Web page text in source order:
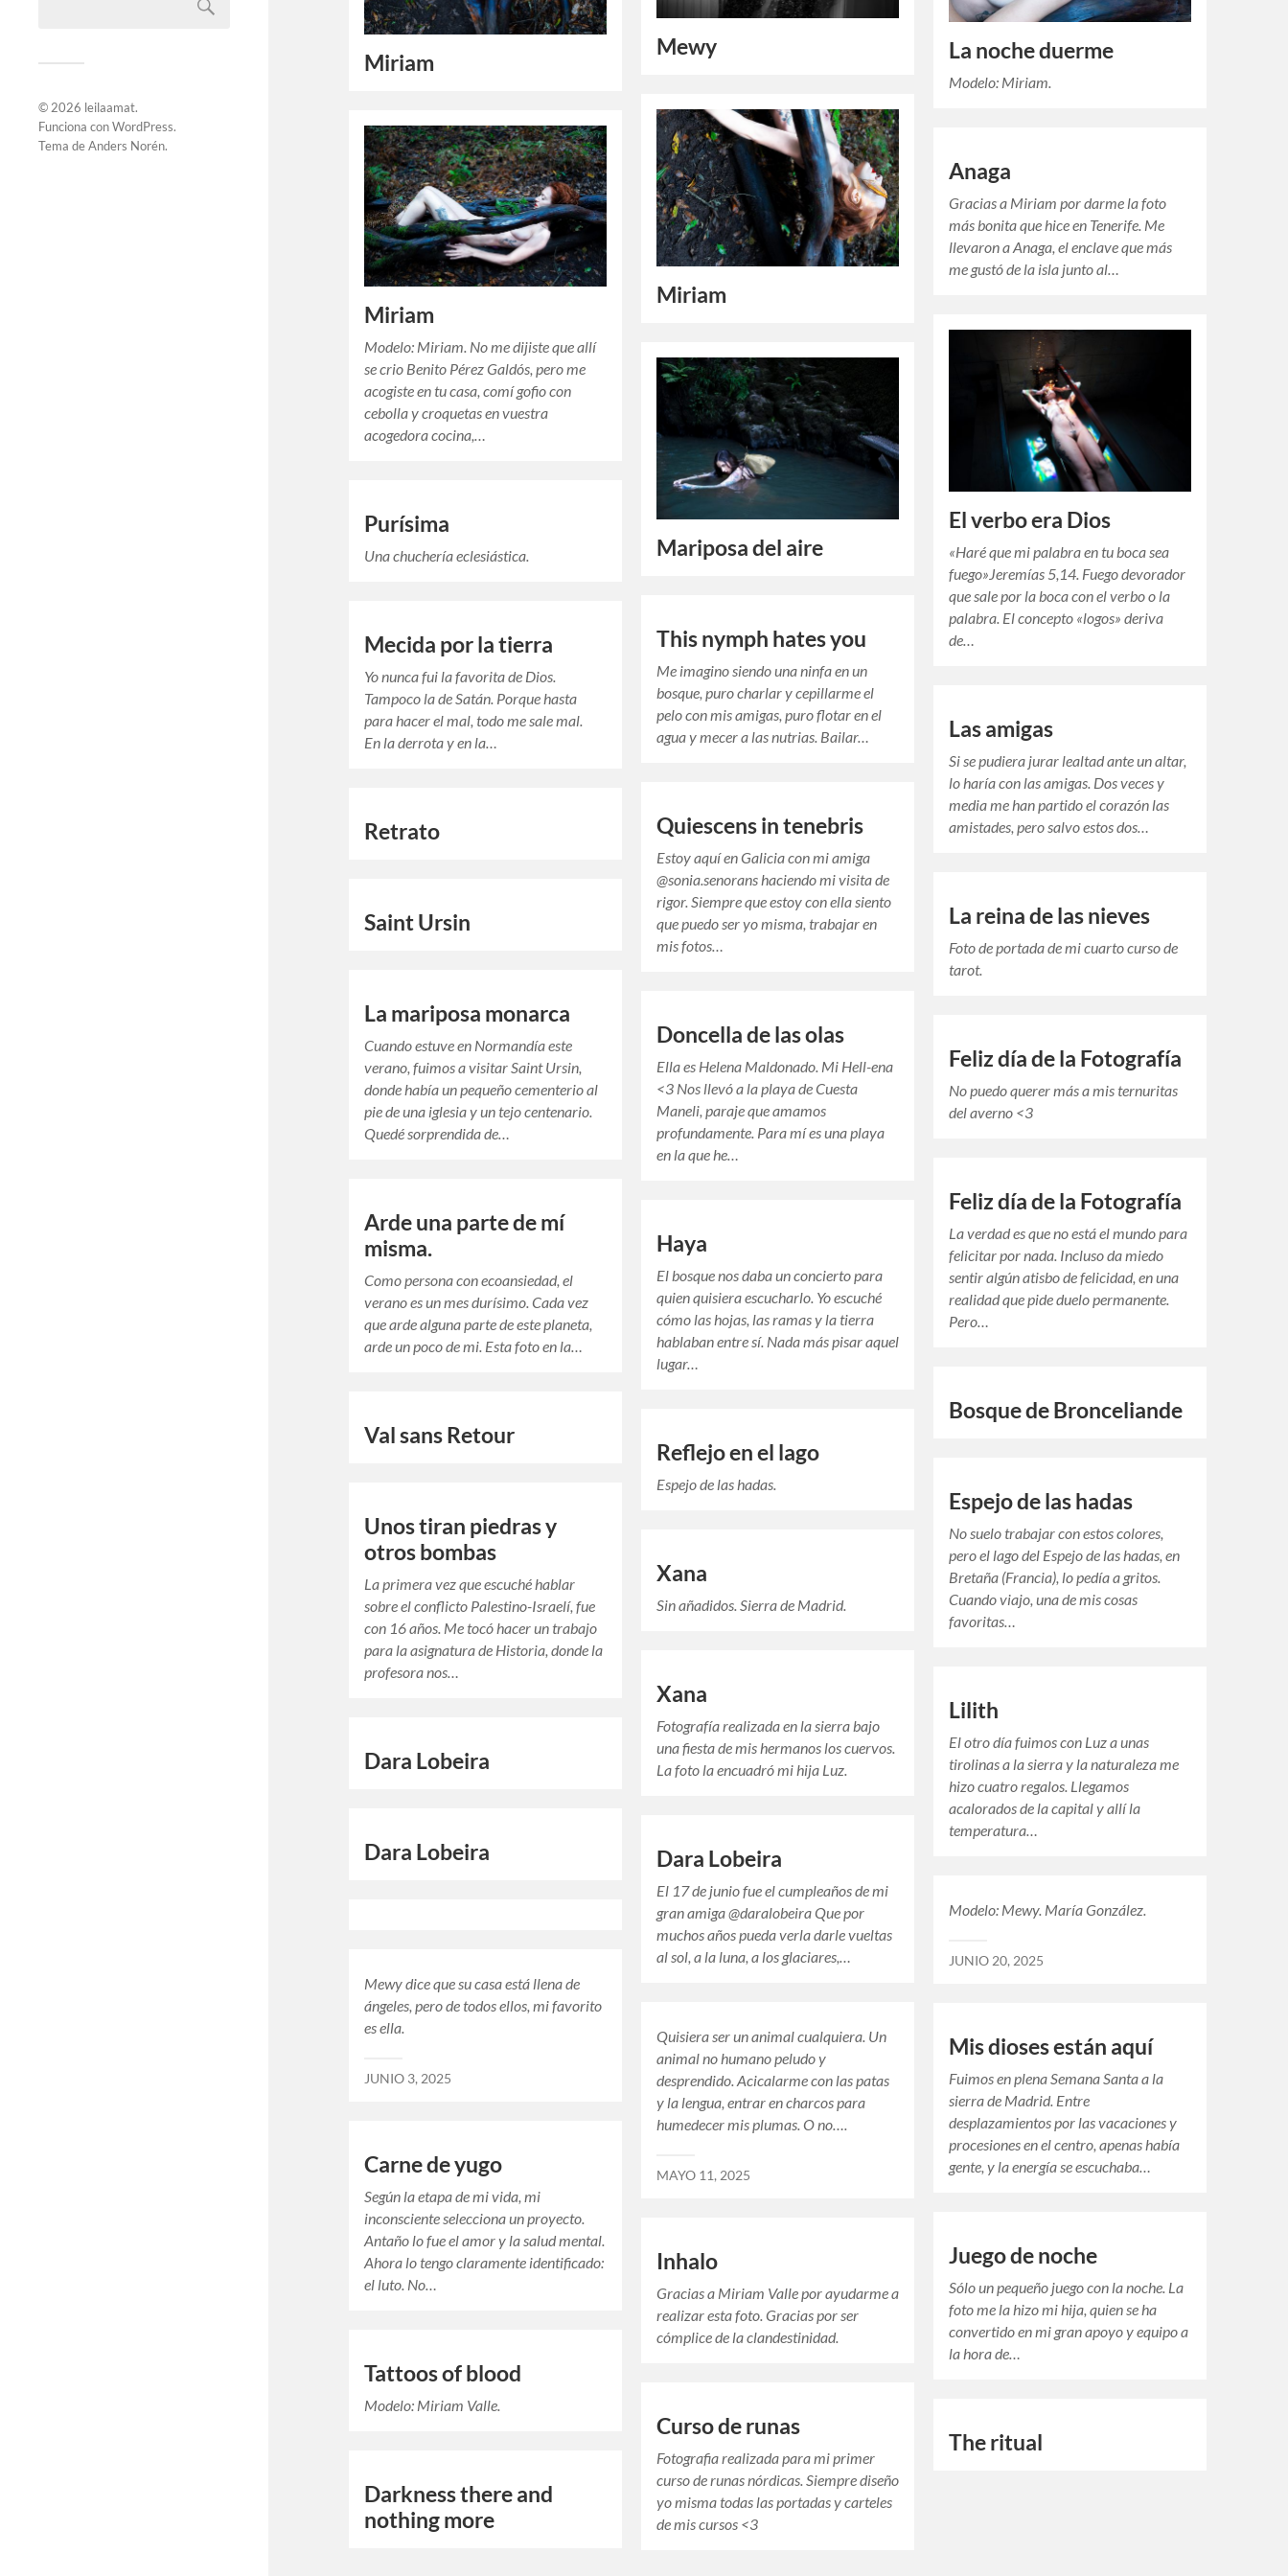
© 2026 leilaamat.
Funciona conWordPress.
Tema deAnders Norén.
Mewy
Miriam La noche duerme
Modelo: Miriam.
Miriam
Miriam
Modelo: Miriam. No me dijiste que allí
se crio Benito Pérez Galdós, pero me
acogiste en tu casa, comí gofio con
cebolla y croquetas en vuestra
acogedora cocina,…
Anaga
Gracias a Miriam por darme la foto
más bonita que hice en Tenerife. Me
llevaron a Anaga, el enclave que más
me gustó de la isla junto al…
El verbo era Dios
«Haré que mi palabra en tu boca sea
fuego»Jeremías 5,14. Fuego devorador
que sale por la boca con el verbo o la
palabra. El concepto «logos» deriva
de…
Mariposa del aire
Purísima
Una chuchería eclesiástica.
This nymph hates you
Me imagino siendo una ninfa en un
bosque, puro charlar y cepillarme el
pelo con mis amigas, puro flotar en el
agua y mecer a las nutrias. Bailar…
Mecida por la tierra
Yo nunca fui la favorita de Dios.
Tampoco la de Satán. Porque hasta
para hacer el mal, todo me sale mal.
En la derrota y en la…
Las amigas
Si se pudiera jurar lealtad ante un altar,
lo haría con las amigas. Dos veces y
media me han partido el corazón las
amistades, pero salvo estos dos…
Quiescens in tenebris
Estoy aquí en Galicia con mi amiga
@sonia.senorans haciendo mi visita de
rigor. Siempre que estoy con ella siento
que puedo ser yo misma, trabajar en
mis fotos…
Retrato
La reina de las nieves
Foto de portada de mi cuarto curso de
tarot.
Saint Ursin
La mariposa monarca
Cuando estuve en Normandía este
verano, fuimos a visitar Saint Ursin,
donde había un pequeño cementerio al
pie de una iglesia y un tejo centenario.
Quedé sorprendida de…
Doncella de las olas
Ella es Helena Maldonado. Mi Hell-ena
<3 Nos llevó a la playa de Cuesta
Maneli, paraje que amamos
profundamente. Para mí es una playa
en la que he…
Feliz día de la Fotografía
No puedo querer más a mis ternuritas
del averno <3
Feliz día de la Fotografía
La verdad es que no está el mundo para
felicitar por nada. Incluso da miedo
sentir algún atisbo de felicidad, en una
realidad que pide duelo permanente.
Pero…
Arde una parte de mí
misma.
Como persona con ecoansiedad, el
verano es un mes durísimo. Cada vez
que arde alguna parte de este planeta,
arde un poco de mi. Esta foto en la…
Haya
El bosque nos daba un concierto para
quien quisiera escucharlo. Yo escuché
cómo las hojas, las ramas y la tierra
hablaban entre sí. Nada más pisar aquel
lugar…
Bosque de Bronceliande
Val sans Retour
Reflejo en el lago
Espejo de las hadas.
Espejo de las hadas
No suelo trabajar con estos colores,
pero el lago del Espejo de las hadas, en
Bretaña (Francia), lo pedía a gritos.
Cuando viajo, una de mis cosas
favoritas…
Unos tiran piedras y
otros bombas
La primera vez que escuché hablar
sobre el conflicto Palestino-Israelí, fue
con 16 años. Me tocó hacer un trabajo
para la asignatura de Historia, donde la
profesora nos…
Xana
Sin añadidos. Sierra de Madrid.
Xana
Fotografía realizada en la sierra bajo
una fiesta de mis hermanos los cuervos.
La foto la encuadró mi hija Luz.
Lilith
El otro día fuimos con Luz a unas
tirolinas a la sierra y la naturaleza me
hizo cuatro regalos. Llegamos
acalorados de la capital y allí la
temperatura…
Dara Lobeira
Dara Lobeira Dara Lobeira
El 17 de junio fue el cumpleaños de mi
gran amiga @daralobeira Que por
muchos años pueda verla darle vueltas
al sol, a la luna, a los glaciares,…
Modelo: Mewy. María González.
JUNIO 20, 2025
Mewy dice que su casa está llena de
ángeles, pero de todos ellos, mi favorito
es ella.
JUNIO 3, 2025
Quisiera ser un animal cualquiera. Un
animal no humano peludo y
desprendido. Acicalarme con las patas
y la lengua, entrar en charcos para
humedecer mis plumas. O no….
MAYO 11, 2025
Mis dioses están aquí
Fuimos en plena Semana Santa a la
sierra de Madrid. Entre
desplazamientos por las vacaciones y
procesiones en el centro, apenas había
gente, y la energía se escuchaba…
Carne de yugo
Según la etapa de mi vida, mi
inconsciente selecciona un proyecto.
Antaño lo fue el amor y la salud mental.
Ahora lo tengo claramente identificado:
el luto. No…
Juego de noche
Sólo un pequeño juego con la noche. La
foto me la hizo mi hija, quien se ha
convertido en mi gran apoyo y equipo a
la hora de…
Inhalo
Gracias a Miriam Valle por ayudarme a
realizar esta foto. Gracias por ser
cómplice de la clandestinidad.
Tattoos of blood
Modelo: Miriam Valle.
Curso de runas
Fotografia realizada para mi primer
curso de runas nórdicas. Siempre diseño
yo misma todas las portadas y carteles
de mis cursos <3
The ritual
Darkness there and
nothing more